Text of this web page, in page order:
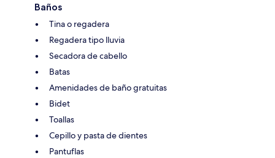
Baños
Tina o regadera
Regadera tipo lluvia
Secadora de cabello
Batas
Amenidades de baño gratuitas
Bidet
Toallas
Cepillo y pasta de dientes
Pantuflas